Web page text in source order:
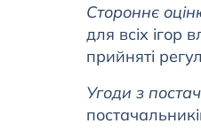
Стороннє
для всіх ігор
прийняті
Угоди з